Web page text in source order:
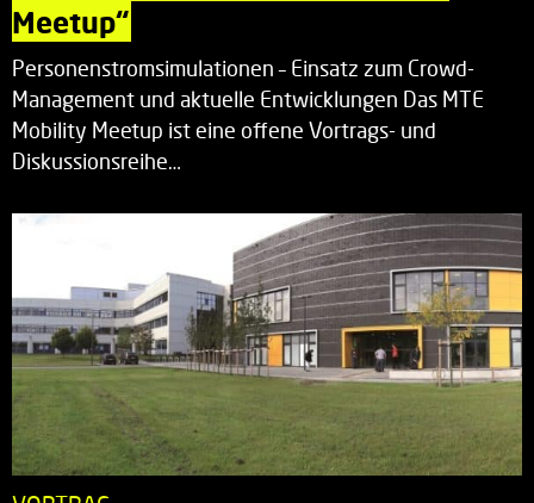
Meetup“
Personenstromsimulationen – Einsatz zum Crowd-
Management und aktuelle Entwicklungen Das MTE
Mobility Meetup ist eine offene Vortrags- und
Diskussionsreihe…